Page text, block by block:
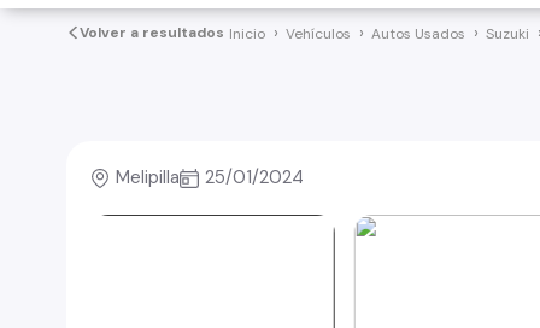
Volver a resultados Inicio Vehículos Autos Usados Suzuki
Melipilla 25/01/2024